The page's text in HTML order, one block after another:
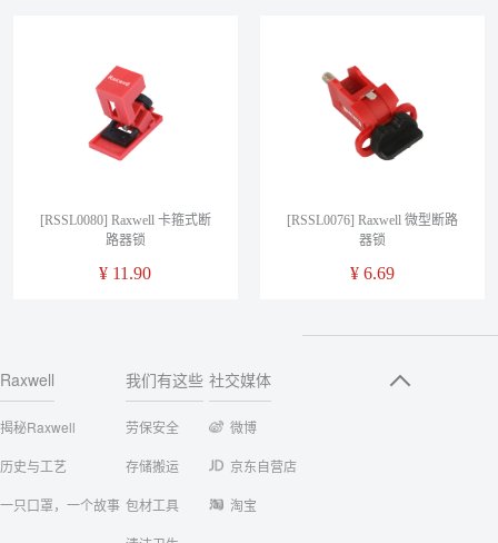
[RSSL0080] Raxwell 卡箍式断
路器锁
¥ 11.90
[RSSL0076] Raxwell 微型断路
器锁
¥6.69
Raxwell
揭秘Raxwell
历史与工艺
一只口罩，一个故事
我们有这些
劳保安全
存储搬运
包材工具
社交媒体
微博
京东自营店
淘宝